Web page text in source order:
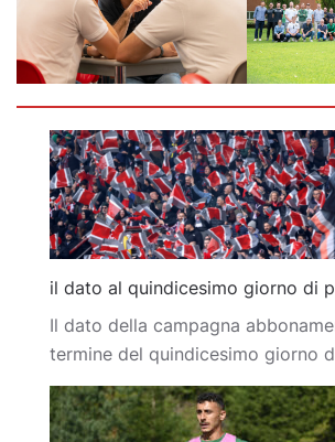
il dato al quindicesimo giorno di
Il dato della campagna
termine del quindicesimo giorno